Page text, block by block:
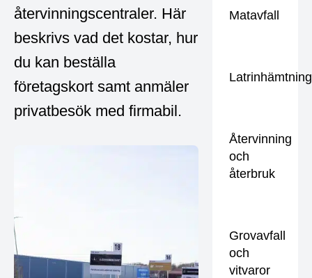
återvinningscentraler. Här
beskrivs vad det kostar, hur
du kan beställa
företagskort samt anmäler
privatbesök med firmabil.
Matavfall
Latrinhämtning
Återvinning
och
återbruk
Grovavfall
och
vitvaror